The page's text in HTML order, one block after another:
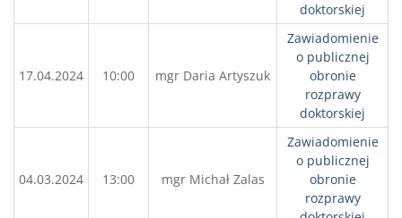
doktorskiej
17.04.2024 10:00 mgr Daria Artyszuk
Zawiadomienie
o publicznej
obronie
rozprawy
doktorskiej
04.03.2024 13:00 mgr Michał Zalas
Zawiadomienie
o publicznej
obronie
rozprawy